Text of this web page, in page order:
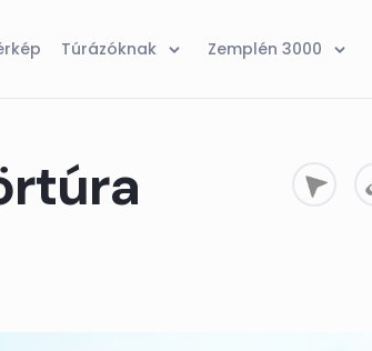
Túrázóknak Zemplén 3000